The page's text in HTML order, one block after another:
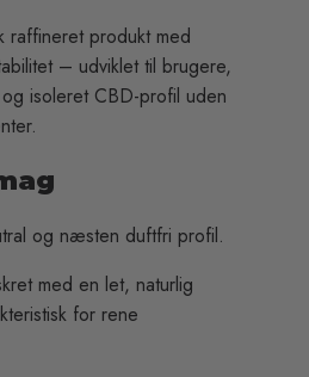
raffineret produkt med
– udviklet til brugere,
isoleret CBD-profil uden
og næsten duftfri profil.
med en let, naturlig
for rene